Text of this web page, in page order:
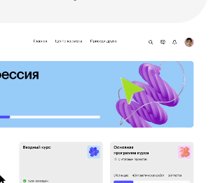
обратная
работают
отделов продаж,
каждое